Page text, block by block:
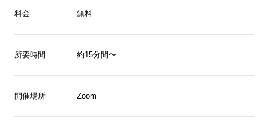
料金 無料
所要時間 約15分間〜
開催場所 Zoom